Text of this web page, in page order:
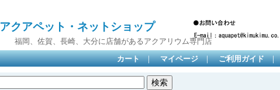
アクアペット・ネットショップ
福岡、佐賀、長崎、大分に店舗があるアクアリウム専門店
カート ｜ マイページ ｜ ご利用ガイド ｜